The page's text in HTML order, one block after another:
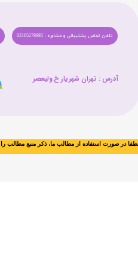
تلفن تماس پشتیبانی و مشاوره : 02165278985
آدرس : تهران شهریار خ ولیعصر​​​​​​​